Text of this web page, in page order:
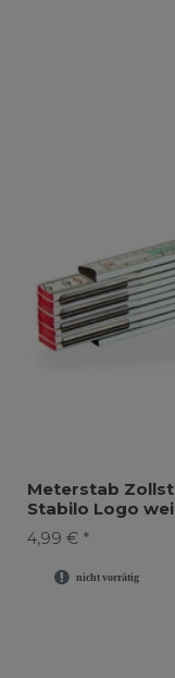
Meterstab
Stabilo Logo
4,99 € *